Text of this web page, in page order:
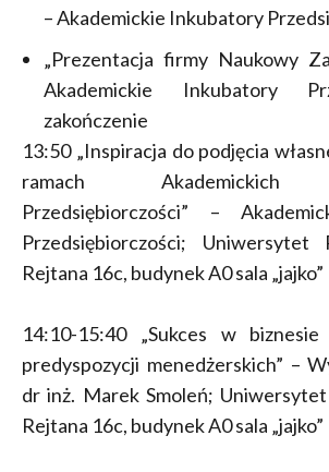
– Akademickie Inkubatory
„Prezentacja firmy Naukowy
Akademickie Inkubatory
zakończenie
13:50 „Inspiracja do podjęcia
ramach Akademickich
Przedsiębiorczości” –
Przedsiębiorczości; Uniwersytet
Rejtana 16c, budynek A0 sala „jajko”
14:10-15:40 „Sukces w
predyspozycji menedżerskich” –
dr inż. Marek Smoleń;
Rejtana 16c, budynek A0 sala „jajko”